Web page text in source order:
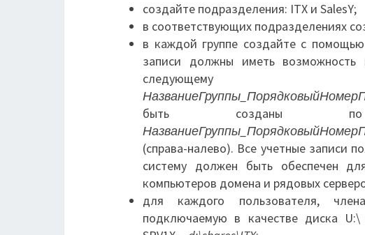
создайте подразделения: ITX и SalesY;
в соответствующих подразделениях
в каждой группе создайте с
записи должны иметь
быть созданы по
(справа-налево). Все учетные записи
систему должен быть обеспечен
компьютеров домена и рядовых
для каждого пользователя,
подключаемую в качестве диска